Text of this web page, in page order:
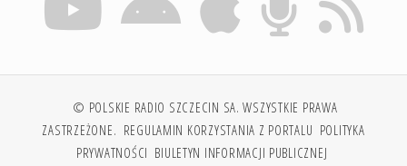
© POLSKIE RADIO SZCZECIN SA. WSZYSTKIE PRAWA
ZASTRZEŻONE. REGULAMIN KORZYSTANIA Z PORTALU POLITYKA
PRYWATNOŚCI BIULETYN INFORMACJI PUBLICZNEJ